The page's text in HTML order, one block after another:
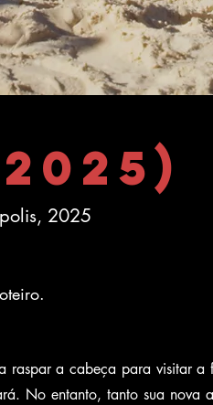
2025
a cabeça para visitar
No entanto, tanto sua nova